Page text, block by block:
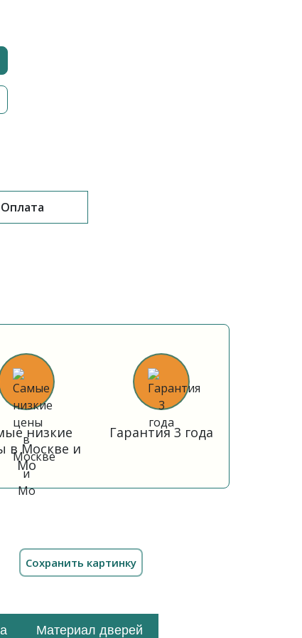
Оплата
низкие
в Москве и
Мо
Гарантия 3 года
Материал дверей